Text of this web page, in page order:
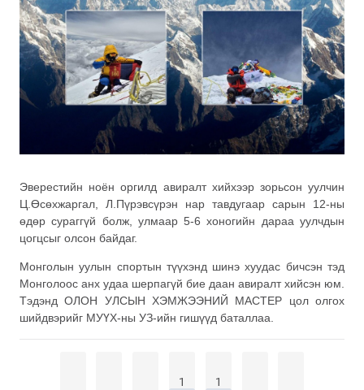
Эверестийн ноён оргилд авиралт хийхээр зорьсон уулчин
Ц.Өсөхжаргал, Л.Пүрэвсүрэн нар тавдугаар сарын 12-ны
өдөр сураггүй болж, улмаар 5-6 хоногийн дараа уулчдын
цогцсыг олсон байдаг.
Монголын уулын спортын түүхэнд шинэ хуудас бичсэн тэд
Монголоос анх удаа шерпагүй бие даан авиралт хийсэн юм.
Тэдэнд ОЛОН УЛСЫН ХЭМЖЭЭНИЙ МАСТЕР цол олгох
шийдвэрийг МУҮХ-ны УЗ-ийн гишүүд баталлаа.
1 1